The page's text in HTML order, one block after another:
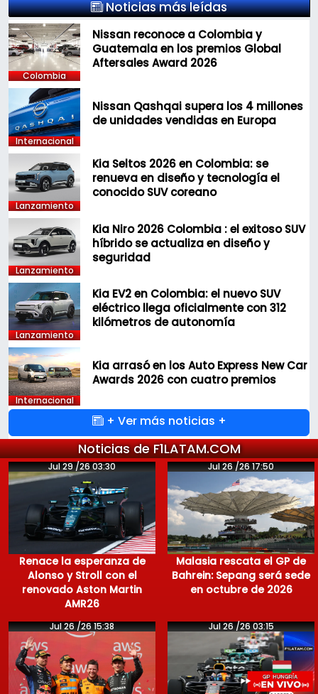
Noticias más leídas
Colombia
Nissan reconoce a Colombia y
Guatemala en los premios Global
Aftersales Award 2026
Internacional
Nissan Qashqai supera los 4 millones
de unidades vendidas en Europa
Lanzamiento
Kia Seltos 2026 en Colombia: se
renueva en diseño y tecnología el
conocido SUV coreano
Lanzamiento
Kia Niro 2026 Colombia : el exitoso SUV
híbrido se actualiza en diseño y
seguridad
Lanzamiento
Kia EV2 en Colombia: el nuevo SUV
eléctrico llega oficialmente con 312
kilómetros de autonomía
Internacional
Kia arrasó en los Auto Express New Car
Awards 2026 con cuatro premios
+ Ver más noticias +
Noticias de F1LATAM.COM
Jul 29 /26 03:30
Renace la esperanza de
Alonso y Stroll con el
renovado Aston Martin
AMR26
Jul 26 /26 17:50
Malasia rescata el GP de
Bahrein: Sepang será sede
en octubre de 2026
Jul 26 /26 15:38 Jul 26 /26 03:15